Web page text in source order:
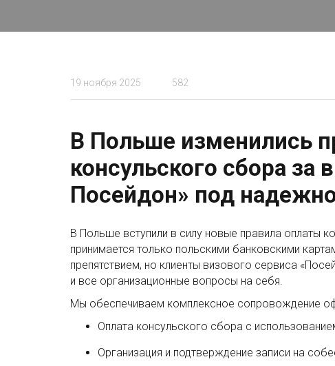
19 ноября 2025 582
В Польше изменились
консульского сбора
Посейдон» под
В Польше вступили в силу новые правила оплаты
принимается только польскими банковскими
препятствием, но клиенты визового сервиса
и все организационные вопросы на себя.
Мы обеспечиваем комплексное сопровождение
Оплата консульского сбора с
Организация и подтверждение записи на